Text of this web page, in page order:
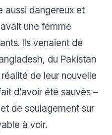
aussi dangereux et
une femme
Ils venaient de
du Pakistan
de leur nouvelle
d’avoir été sauvés –
de soulagement sur
à voir.